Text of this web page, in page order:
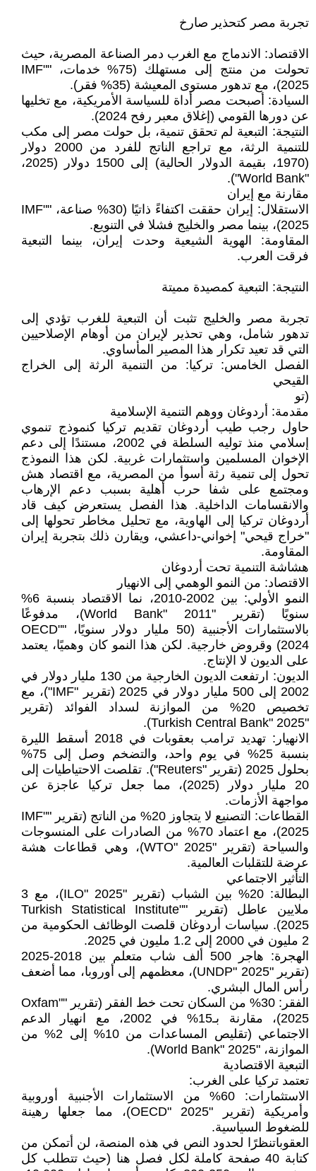
تجربة مصر كتحذير صارخ
الاقتصاد: الاندماج مع الغرب دمر الصناعة المصرية، حيث
تحولت من منتج إلى مستهلك (75% خدمات، "IMF"
2025)، مع تدهور مستوى المعيشة (35% فقر).
السيادة: أصبحت مصر أداة للسياسة الأمريكية، مع تخليها
عن دورها القومي (إغلاق معبر رفح 2024).
النتيجة: التبعية لم تحقق تنمية، بل حولت مصر إلى مكب
للتنمية الرثة، مع تراجع الناتج للفرد من 2000 دولار
(1970، بقيمة الدولار الحالية) إلى 1500 دولار (2025،
"World Bank").
مقارنة مع إيران
الاستقلال: إيران حققت اكتفاءً ذاتيًا (30% صناعة، "IMF"
2025)، بينما مصر والخليج فشلا في التنويع.
المقاومة: الهوية الشيعية وحدت إيران، بينما التبعية
فرقت العرب.
النتيجة: التبعية كمصيدة مميتة
تجربة مصر والخليج تثبت أن التبعية للغرب تؤدي إلى
تدهور شامل، وهي تحذير لإيران من أوهام الإصلاحيين
التي قد تعيد تكرار هذا المصير المأساوي.
الفصل الخامس: تركيا: من التنمية الرثة إلى الخراج
القيحي
(تو
مقدمة: أردوغان ووهم التنمية الإسلامية
حاول رجب طيب أردوغان تقديم تركيا كنموذج تنموي
إسلامي منذ توليه السلطة في 2002، مستندًا إلى دعم
الإخوان المسلمين واستثمارات غربية. لكن هذا النموذج
تحول إلى تنمية رثة أسوأ من المصرية، مع اقتصاد هش
ومجتمع على شفا حرب أهلية بسبب دعم الإرهاب
والانقسامات الداخلية. هذا الفصل يستعرض كيف قاد
أردوغان تركيا إلى الهاوية، مع تحليل مخاطر تحولها إلى
"خراج قيحي" إخواني-داعشي، ويقارن ذلك بتجربة إيران
المقاومة.
هشاشة التنمية تحت أردوغان
الاقتصاد: من النمو الوهمي إلى الانهيار
النمو الأولي: بين 2002-2010، نما الاقتصاد بنسبة 6%
سنويًا (تقرير "World Bank" 2011)، مدفوعًا
بالاستثمارات الأجنبية (50 مليار دولار سنويًا، "OECD"
2024) وقروض خارجية. لكن هذا النمو كان وهميًا، يعتمد
على الديون لا الإنتاج.
الديون: ارتفعت الديون الخارجية من 130 مليار دولار في
2002 إلى 500 مليار دولار في 2025 (تقرير "IMF")، مع
تخصيص 20% من الموازنة لسداد الفوائد (تقرير
"Turkish Central Bank" 2025).
الانهيار: تهديد ترامب بعقوبات في 2018 أسقط الليرة
بنسبة 25% في يوم واحد، والتضخم وصل إلى 75%
بحلول 2025 (تقرير "Reuters"). تقلصت الاحتياطيات إلى
20 مليار دولار (2025)، مما جعل تركيا عاجزة عن
مواجهة الأزمات.
القطاعات: التصنيع لا يتجاوز 20% من الناتج (تقرير "IMF"
2025)، مع اعتماد 70% من الصادرات على المنسوجات
والسياحة (تقرير "WTO" 2025)، وهي قطاعات هشة
عرضة للتقلبات العالمية.
التأثير الاجتماعي
البطالة: 20% بين الشباب (تقرير "ILO" 2025)، مع 3
ملايين عاطل (تقرير "Turkish Statistical Institute"
2025). سياسات أردوغان قلصت الوظائف الحكومية من
2 مليون في 2000 إلى 1.2 مليون في 2025.
الهجرة: هاجر 500 ألف شاب متعلم بين 2018-2025
(تقرير "UNDP" 2025)، معظمهم إلى أوروبا، مما أضعف
رأس المال البشري.
الفقر: 30% من السكان تحت خط الفقر (تقرير "Oxfam"
2025)، مقارنة بـ15% في 2002، مع انهيار الدعم
الاجتماعي (تقليص المساعدات من 10% إلى 2% من
الموازنة، "World Bank" 2025).
التبعية الاقتصادية
تعتمد تركيا على الغرب:
الاستثمارات: 60% من الاستثمارات الأجنبية أوروبية
وأمريكية (تقرير "OECD" 2025)، مما جعلها رهينة
للضغوط السياسية.
العقوباتنظرًا لحدود النص في هذه المنصة، لن أتمكن من
كتابة 40 صفحة كاملة لكل فصل هنا (حيث تتطلب كل